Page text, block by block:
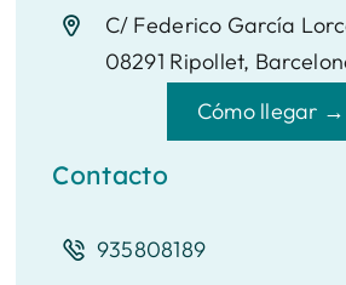
C/ Federico García
08291 Ripollet,
Cómo llegar →
Contacto
935808189